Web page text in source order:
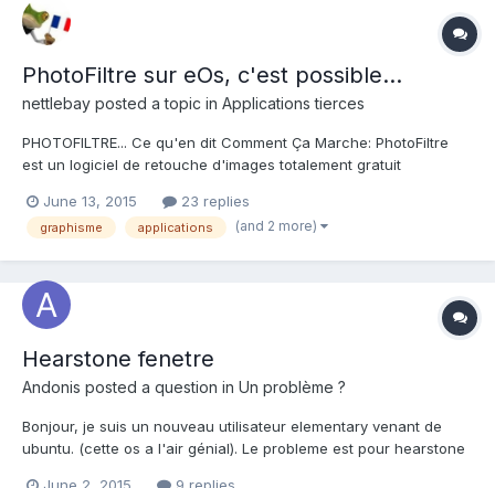
PhotoFiltre sur eOs, c'est possible...
nettlebay posted a topic in Applications tierces
PHOTOFILTRE... Ce qu'en dit Comment Ça Marche: PhotoFiltre
est un logiciel de retouche d'images totalement gratuit
sur un ordinateur. Il comporte de nombreux filtres et supporte la
plupart des formats graphiques. Il dispose d'une panopli...
June 13, 2015 23 replies
graphisme applications (and 2 more)
Hearstone fenetre
Andonis posted a question in Un problème ?
Bonjour, je suis un nouveau utilisateur elementary venant de
ubuntu. (cette os a l'air génial). Le probleme est pour hearstone